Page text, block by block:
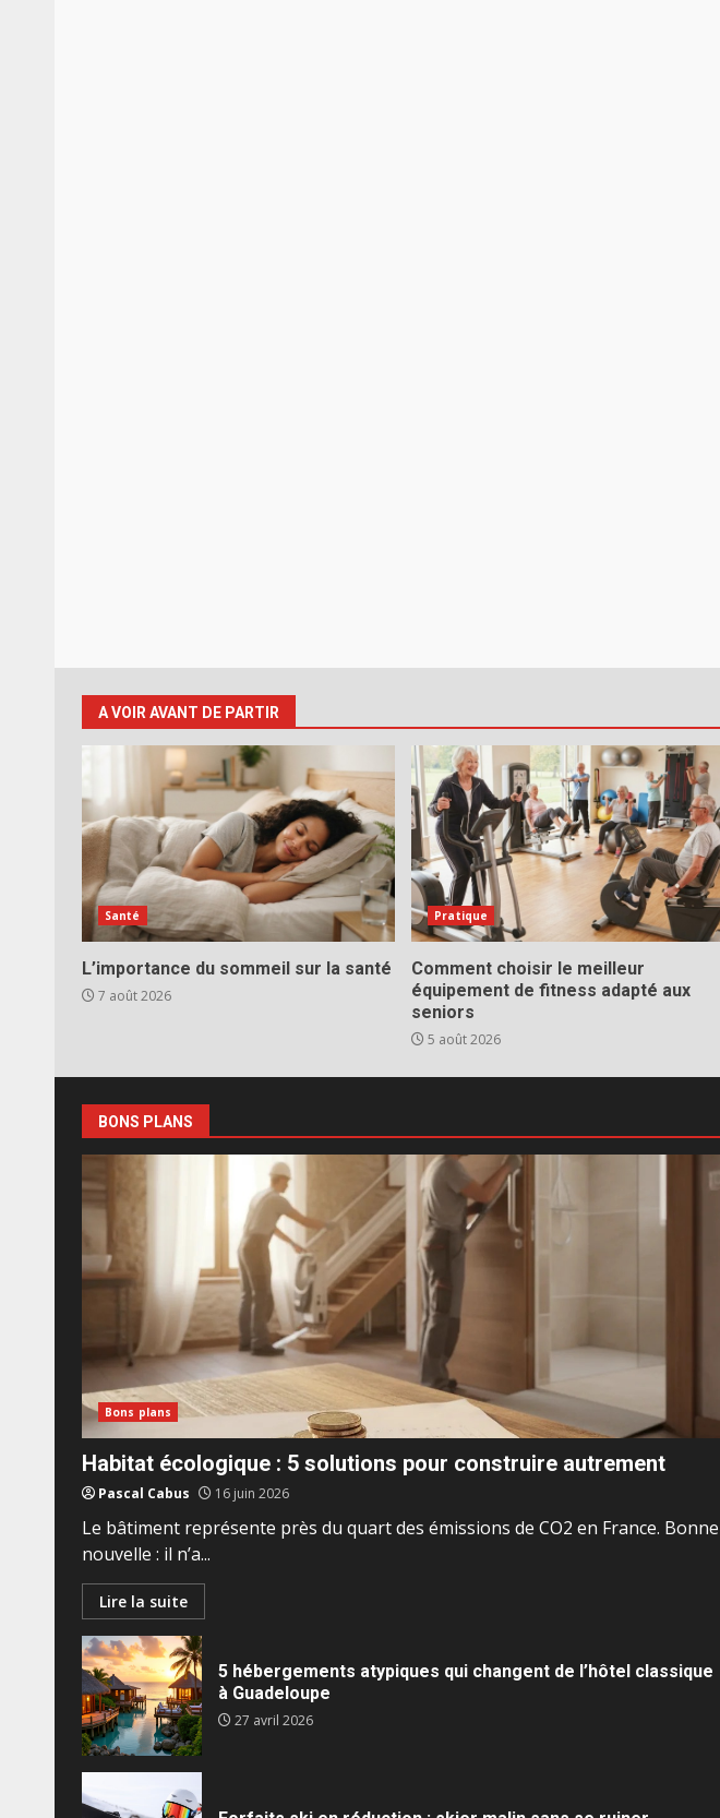
A VOIR AVANT DE PARTIR
Santé
L’importance du sommeil sur la santé
7 août 2026
Pratique
Comment choisir le meilleur
équipement de fitness adapté aux
seniors
5 août 2026
BONS PLANS
Bons plans
Habitat écologique : 5 solutions pour construire autrement
Pascal Cabus 16 juin 2026
Le bâtiment représente près du quart des émissions de CO2 en France. Bonne
nouvelle : il n’a...
Lire la suite
5 hébergements atypiques qui changent de l’hôtel classique
à Guadeloupe
27 avril 2026